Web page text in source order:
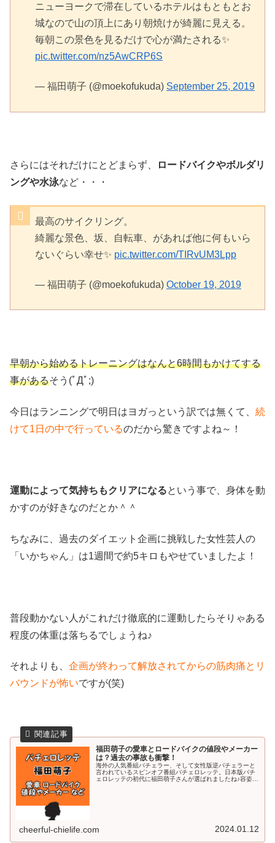
ニューヨークで滞在しているホテルはもともとお
城なので山の頂上にあり朝焼けが綺麗に見える。
毎朝この景色を見るだけで心が満たされる✨
pic.twitter.com/nz5AwCRP6S
— 福田萌子 (@moekofukuda) September 25, 2019
さらにはそれだけにとどまらず、
ロードバイクやボルダリ
ングや水泳など・・・
最高のサイクリング。
綺麗な景色、坂、自転車、があれば他に何もいら
ないぐらい幸せ✨ pic.twitter.com/TIRvUM3Lpp
— 福田萌子 (@moekofukuda) October 19, 2019
早朝から始めるトレーニングはなんと6時間もかけてする
事があるそう(ﾟДﾟ;)
今日はランニングで明日はヨガっという訳では無くて、 続
けて1日の中で行っているのだから驚きですよね～！
運動によって気持ちもクリアになるという事で、身体を動
かすのが好きなのだとか＾＾
ちなみに、過去のダイエット企画に挑戦した女性芸人の
「いかちゃん」は1週間で約5キロもやせていましたよ！
普段動かない人がこれだけ徹底的に運動したらそりゃある
程度の体重は落ちるでしょうね♪
それよりも、 企画が終わって解放されてからの筋肉痛とリ
バウンドが怖いですが(笑)
福田萌子の愛車とロードバイクの値段やメーカー
は？過去の事故も衝撃！
海外の人気番組バチェラー、そして女性版逆バチェラーと
言われているスピンオフ番組バチェロレッテ。日本版バチ
ェロレッテの初代に福田萌子さんが選ばれましたね♪容姿端
cheerful-chielife.com 2024.01.12